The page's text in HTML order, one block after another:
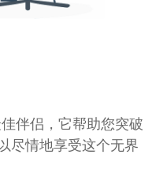
伴侣，它帮助您突破
尽情地享受这个无界